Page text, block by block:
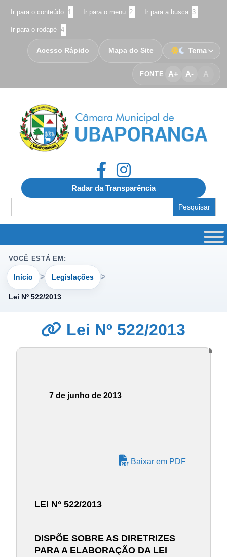
Ir para o conteúdo 1 Ir para o menu 2 Ir para a busca 3
Ir para o rodapé 4
FONTE A+ A- A
Acesso Rápido Mapa do Site Tema
Radar da Transparência
for:
VOCÊ ESTÁ EM:
Início Legislações
Lei Nº 522/2013
Lei Nº 522/2013
7 de junho de 2013
Baixar em PDF
LEI N° 522/2013
DISPÕE SOBRE AS DIRETRIZES
PARA A ELABORAÇÃO DA LEI